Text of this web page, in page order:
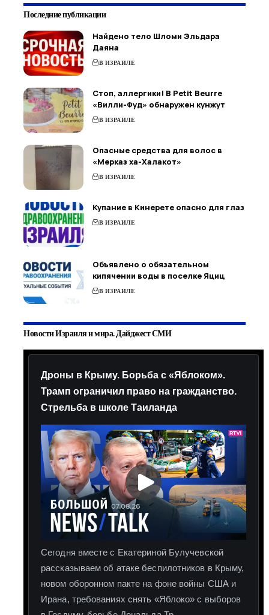
Последние публикации
Найдено тело Шломи Эльдара
Даяна
В ИЗРАИЛЕ
Стоп, аллергики! В Petit Beurre
«Вилли-Фуд» обнаружен кунжут
В ИЗРАИЛЕ
Опасные средства для волос в
«Мерказ ха-Халакот»
В ИЗРАИЛЕ
Купание в Кинерете опасно для глаз
В ИЗРАИЛЕ
Объявлено о обязательном
кипячении воды в поселке Яциц
В ИЗРАИЛЕ
Новости Израиля и мира. Дайджест СМИ